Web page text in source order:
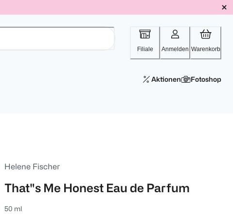
Filiale Anmelden Warenkorb
Aktionen Fotoshop
Helene Fischer
That"s Me Honest Eau de Parfum
50 ml